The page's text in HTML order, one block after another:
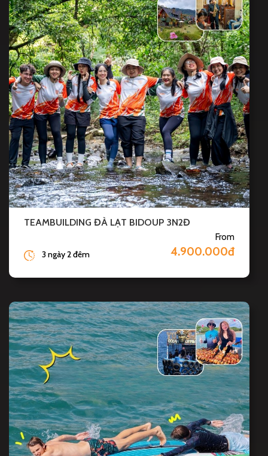
TEAMBUILDING ĐÀ LẠT BIDOUP 3N2Đ
From
4.900.000đ
3 ngày 2 đêm